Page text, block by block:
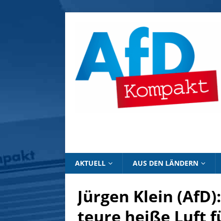
AKTUELL AUS DEN LÄNDERN
Jürgen Klein
teure heiße Luft